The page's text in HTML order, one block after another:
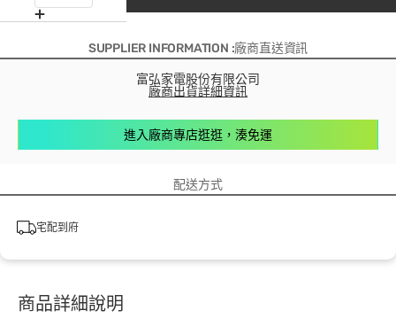
SUPPLIER INFORMATION :廠商直送資訊
富弘家電股份有限公司
廠商出貨詳細資訊
進入廠商專店逛逛，湊免運
配送方式
宅配到府
商品詳細說明